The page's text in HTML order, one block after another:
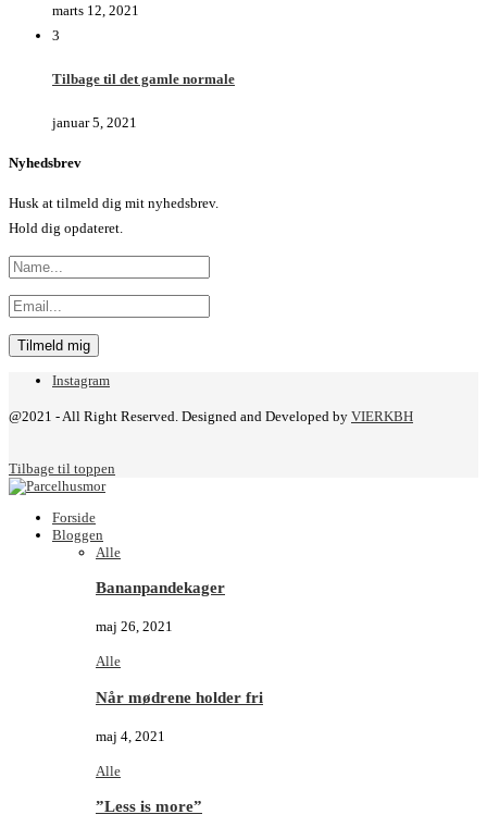
marts 12, 2021
3
Tilbage til det gamle normale
januar 5, 2021
Nyhedsbrev
Husk at tilmeld dig mit nyhedsbrev.
Hold dig opdateret.
Instagram
@2021 - All Right Reserved. Designed and Developed by VIERKBH
Tilbage til toppen
Forside
Bloggen
Alle
Bananpandekager
maj 26, 2021
Alle
Når mødrene holder fri
maj 4, 2021
Alle
”Less is more”